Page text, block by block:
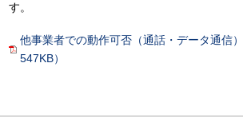
す。
他事業者での動作可否（通話・データ通信
547KB）